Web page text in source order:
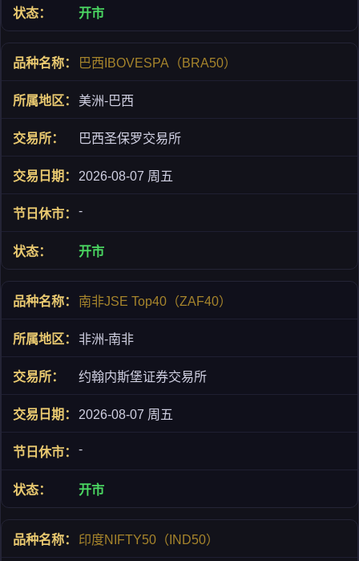
开市
巴西IBOVESPA（BRA50）
美洲-巴西
巴西圣保罗交易所
2026-08-07 周五
-
开市
南非JSE Top40（ZAF40）
非洲-南非
约翰内斯堡证券交易所
2026-08-07 周五
-
开市
印度NIFTY50（IND50）